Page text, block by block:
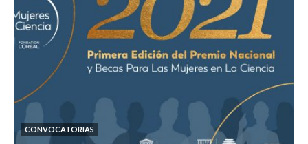
CONVOCATORIAS